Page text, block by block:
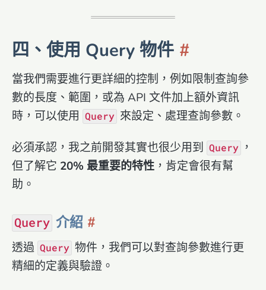
四、使用 Query 物件
當我們需要進行更詳細的控制，例如限制查詢參
數的長度、範圍，或為 API 文件加上額外資訊
時，可以使用 Query 來設定、處理查詢參數。
必須承認，我之前開發其實也很少用到 Query ，
但了解它 20% 最重要的特性 ，肯定會很有幫
助。
Query 介紹
透過 Query 物件，我們可以對查詢參數進行更
精細的定義與驗證。